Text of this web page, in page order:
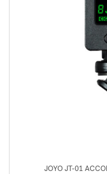
JOYO JT-01